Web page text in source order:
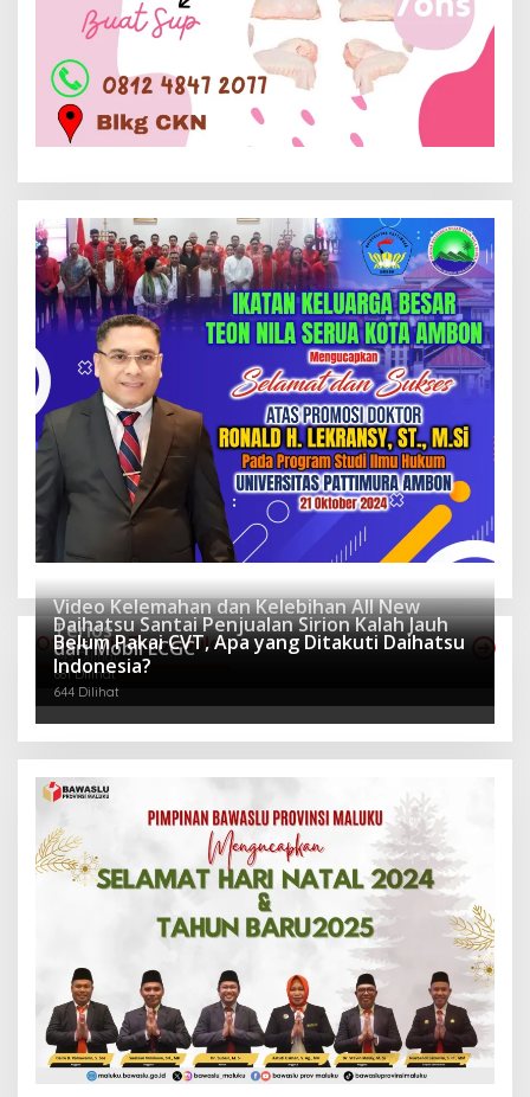
Otomotif Terpopuler
Video Kelemahan dan Kelebihan All New
Terios
943 Dilihat
Daihatsu Santai Penjualan Sirion Kalah Jauh
dari Mobil LCGC
681 Dilihat
Belum Pakai CVT, Apa yang Ditakuti Daihatsu
Indonesia?
644 Dilihat